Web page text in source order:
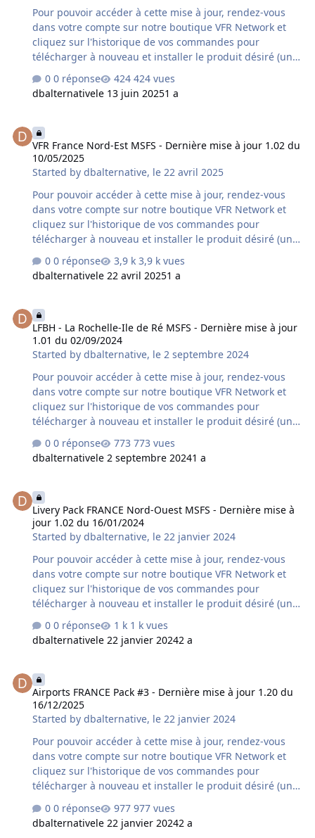
Pour pouvoir accéder à cette mise à jour, rendez-vous
dans votre compte sur notre boutique VFR Network et
cliquez sur l'historique de vos commandes pour
télécharger à nouveau et installer le produit désiré (une
désinstallation préalable du produit déjà installé sur
votre ordinateur est fortement conseillée). Si vous avez
acquis le produit chez un autre revendeur assurez-vous
supplémentaire variable peut s'avérer nécessaire à la
mise à disposition de cette mise à jour par le revendeur
concerné. Contenu de la mise à jour version 1.10 du
13/06/2025 : - correction et mise en conformité…
0 réponse
424 vues
dbalternativele 13 juin 20251 a
VFR France Nord-Est MSFS - Dernière mise à jour 1.02 du
10/05/2025
Started bydbalternative, le 22 avril 2025
Pour pouvoir accéder à cette mise à jour, rendez-vous
dans votre compte sur notre boutique VFR Network et
cliquez sur l'historique de vos commandes pour
télécharger à nouveau et installer le produit désiré (une
désinstallation préalable du produit déjà installé sur
votre ordinateur est fortement conseillée). Si vous avez
acquis le produit chez un autre revendeur assurez-vous
supplémentaire variable peut s'avérer nécessaire à la
mise à disposition de cette mise à jour par le revendeur
concerné. Contenu de la mise à jour version 1.02 du
10/05/2025 : - correction de quelques objets d'…
0 réponse
3,9 k vues
dbalternativele 22 avril 20251 a
LFBH - La Rochelle-Ile de Ré MSFS - Dernière mise à jour
1.01 du 02/09/2024
Started bydbalternative, le 2 septembre 2024
Pour pouvoir accéder à cette mise à jour, rendez-vous
dans votre compte sur notre boutique VFR Network et
cliquez sur l'historique de vos commandes pour
télécharger à nouveau et installer le produit désiré (une
désinstallation préalable du produit déjà installé sur
votre ordinateur est fortement conseillée). Si vous avez
acquis le produit chez un autre revendeur assurez-vous
supplémentaire variable peut s'avérer nécessaire à la
mise à disposition de cette mise à jour par le revendeur
concerné. Contenu de la mise à jour version 1.01 du
02/09/2024 : - ajout d'herbe manquante sur les t…
0 réponse
773 vues
dbalternativele 2 septembre 20241 a
Livery Pack FRANCE Nord-Ouest MSFS - Dernière mise à
jour 1.02 du 16/01/2024
Started bydbalternative, le 22 janvier 2024
Pour pouvoir accéder à cette mise à jour, rendez-vous
dans votre compte sur notre boutique VFR Network et
cliquez sur l'historique de vos commandes pour
télécharger à nouveau et installer le produit désiré (une
désinstallation préalable du produit déjà installé sur
votre ordinateur est fortement conseillée). Si vous avez
acquis le produit chez un autre revendeur assurez-vous
supplémentaire variable peut s'avérer nécessaire à la
mise à disposition de cette mise à jour par le revendeur
concerné. Contenu de la mise à jour version 1.02 du
16/01/2024 : - correction panel DA40 G1000 engine…
0 réponse
1 k vues
dbalternativele 22 janvier 20242 a
Airports FRANCE Pack #3 - Dernière mise à jour 1.20 du
16/12/2025
Started bydbalternative, le 22 janvier 2024
Pour pouvoir accéder à cette mise à jour, rendez-vous
dans votre compte sur notre boutique VFR Network et
cliquez sur l'historique de vos commandes pour
télécharger à nouveau et installer le produit désiré (une
désinstallation préalable du produit déjà installé sur
votre ordinateur est fortement conseillée). Si vous avez
acquis le produit chez un autre revendeur assurez-vous
0 réponse
977 vues
dbalternativele 22 janvier 20242 a